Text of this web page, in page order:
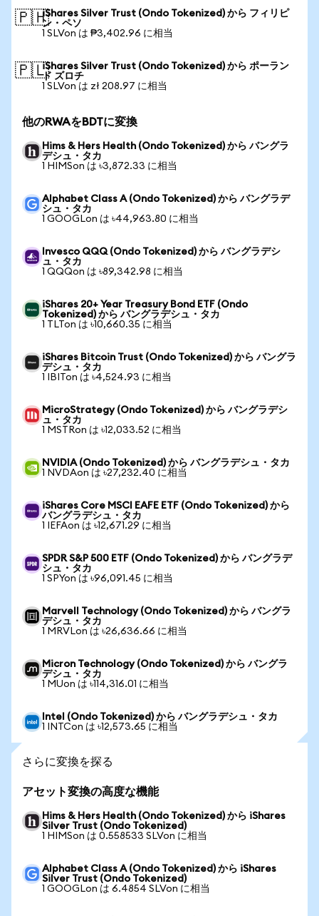
🇵🇭iShares Silver Trust (Ondo Tokenized) から フィリピ
ン・ペソ
1 SLVon は ₱3,402.96 に相当
🇵🇱iShares Silver Trust (Ondo Tokenized) から ポーラン
ド ズロチ
1 SLVon は zł 208.97 に相当
他のRWAをBDTに変換
Hims & Hers Health (Ondo Tokenized) から バングラ
デシュ・タカ
1 HIMSon は ৳3,872.33 に相当
Alphabet Class A (Ondo Tokenized) から バングラデ
シュ・タカ
1 GOOGLon は ৳44,963.80 に相当
Invesco QQQ (Ondo Tokenized) から バングラデシ
ュ・タカ
1 QQQon は ৳89,342.98 に相当
iShares 20+ Year Treasury Bond ETF (Ondo
Tokenized) から バングラデシュ・タカ
1 TLTon は ৳10,660.35 に相当
iShares Bitcoin Trust (Ondo Tokenized) から バングラ
デシュ・タカ
1 IBITon は ৳4,524.93 に相当
MicroStrategy (Ondo Tokenized) から バングラデシ
ュ・タカ
1 MSTRon は ৳12,033.52 に相当
NVIDIA (Ondo Tokenized) から バングラデシュ・タカ
1 NVDAon は ৳27,232.40 に相当
iShares Core MSCI EAFE ETF (Ondo Tokenized) から
バングラデシュ・タカ
1 IEFAon は ৳12,671.29 に相当
SPDR S&P 500 ETF (Ondo Tokenized) から バングラデ
シュ・タカ
1 SPYon は ৳96,091.45 に相当
Marvell Technology (Ondo Tokenized) から バングラ
デシュ・タカ
1 MRVLon は ৳26,636.66 に相当
Micron Technology (Ondo Tokenized) から バングラ
デシュ・タカ
1 MUon は ৳114,316.01 に相当
Intel (Ondo Tokenized) から バングラデシュ・タカ
1 INTCon は ৳12,573.65 に相当
さらに変換を探る
アセット変換の高度な機能
Hims & Hers Health (Ondo Tokenized) から iShares
Silver Trust (Ondo Tokenized)
1 HIMSon は 0.558533 SLVon に相当
Alphabet Class A (Ondo Tokenized) から iShares
Silver Trust (Ondo Tokenized)
1 GOOGLon は 6.4854 SLVon に相当